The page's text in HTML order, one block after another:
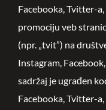
Facebooka, Tvitter-
promociju veb
(npr. „tvit”) na
Instagram,
sadržaj je ugrađen
Facebooka, Tvitter-